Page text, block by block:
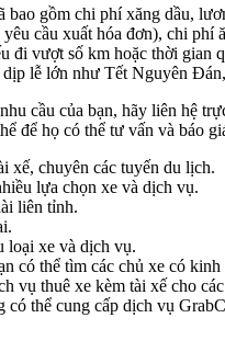
bao gồm chi phí xăng dầu,
cầu xuất hóa đơn), chi
đi vượt số km hoặc thời
lễ lớn như Tết Nguyên
cầu của bạn, hãy liên hệ
để họ có thể tư vấn và báo
xế, chuyên các tuyến du lịch.
lựa chọn xe và dịch vụ.
liên tỉnh.
loại xe và dịch vụ.
có thể tìm các chủ xe có
vụ thuê xe kèm tài xế cho
thể cung cấp dịch vụ